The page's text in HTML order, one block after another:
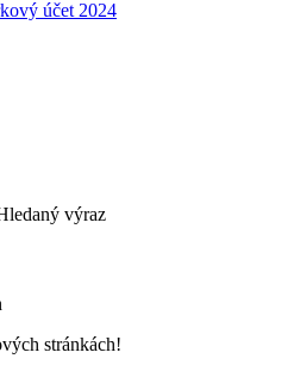
účet 2024
výraz
stránkách!